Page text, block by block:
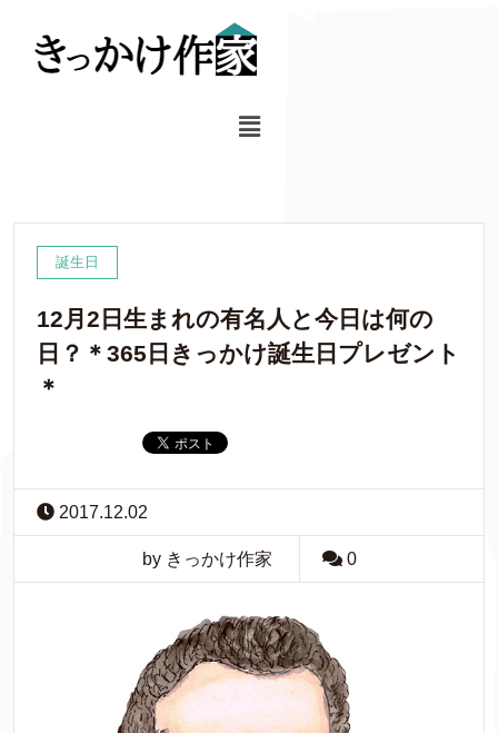
誕生日
12月2日生まれの有名人と今日は何の
日？＊365日きっかけ誕生日プレゼント
＊
2017.12.02
by きっかけ作家 0